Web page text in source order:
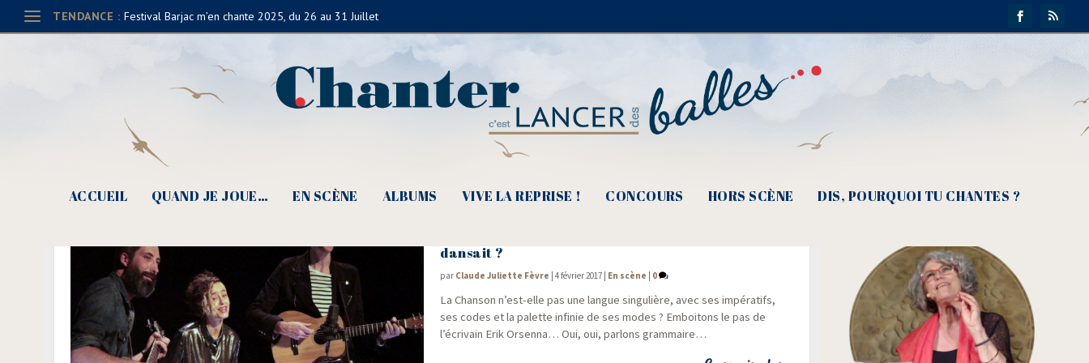
TENDANCE : Festival Barjac m’en chante 2025, du 26 au 31 Juillet
ACCUEIL QUAND JE JOUE… EN SCÈNE ALBUMS VIVE LA REPRISE ! CONCOURS HORS SCÈNE DIS, POURQUOI TU CHANTES ?
dansait ?
par Claude Juliette Fèvre |4 février 2017 En scène 0
La Chan­son n’est-elle pas une langue sin­gu­lière, avec ses impé­ra­tifs,
ses codes et la palette infi­nie de ses modes ? Emboi­tons le pas de
l’écrivain Erik Orsen­na… Oui, oui, par­lons grammaire…